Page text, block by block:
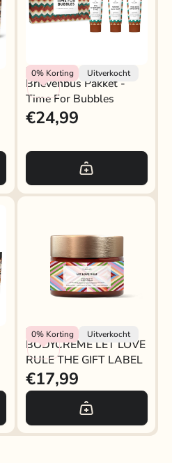
0%Korting Uitverkocht
Rokjeklokje
Brievenbus Pakket -
Time For Bubbles
€24,99
0%Korting Uitverkocht
Rokjeklokje
BODYCRÈME LET LOVE
RULE THE GIFT LABEL
€17,99